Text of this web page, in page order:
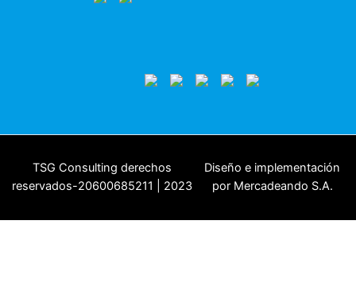
TSG Consulting derechos
reservados-20600685211 | 2023
Diseño e implementación
por Mercadeando S.A.